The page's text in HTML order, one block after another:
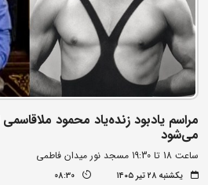
مراسم یادبود زنده‌یاد محمود ملاقاسمی
می‌شود
ساعت 18 تا 19:30 مسجد نور میدان فاطمی
یکشنبه ۲۸ تیر ۱۴۰۵ 08:30